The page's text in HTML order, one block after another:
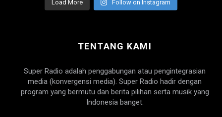
Load More Follow on Instagram
TENTANG KAMI
Super Radio adalah penggabungan atau pengintegrasian
media (konvergensi media). Super Radio hadir dengan
program yang bermutu dan berita pilihan serta musik yang
Indonesia banget.